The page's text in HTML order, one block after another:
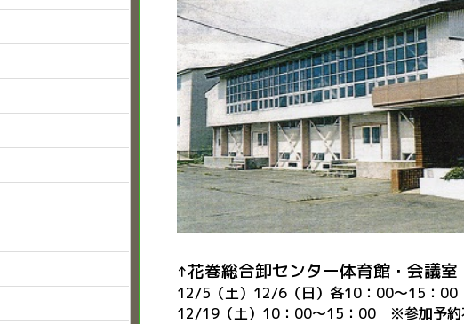
↑花巻総合卸センター体育館・会議室
12/5（土）12/6（日）各10：00～15：
12/19（土）10：00～15：00 ※参加予約